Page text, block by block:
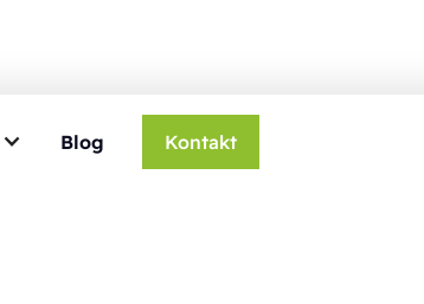
Blog Kontakt